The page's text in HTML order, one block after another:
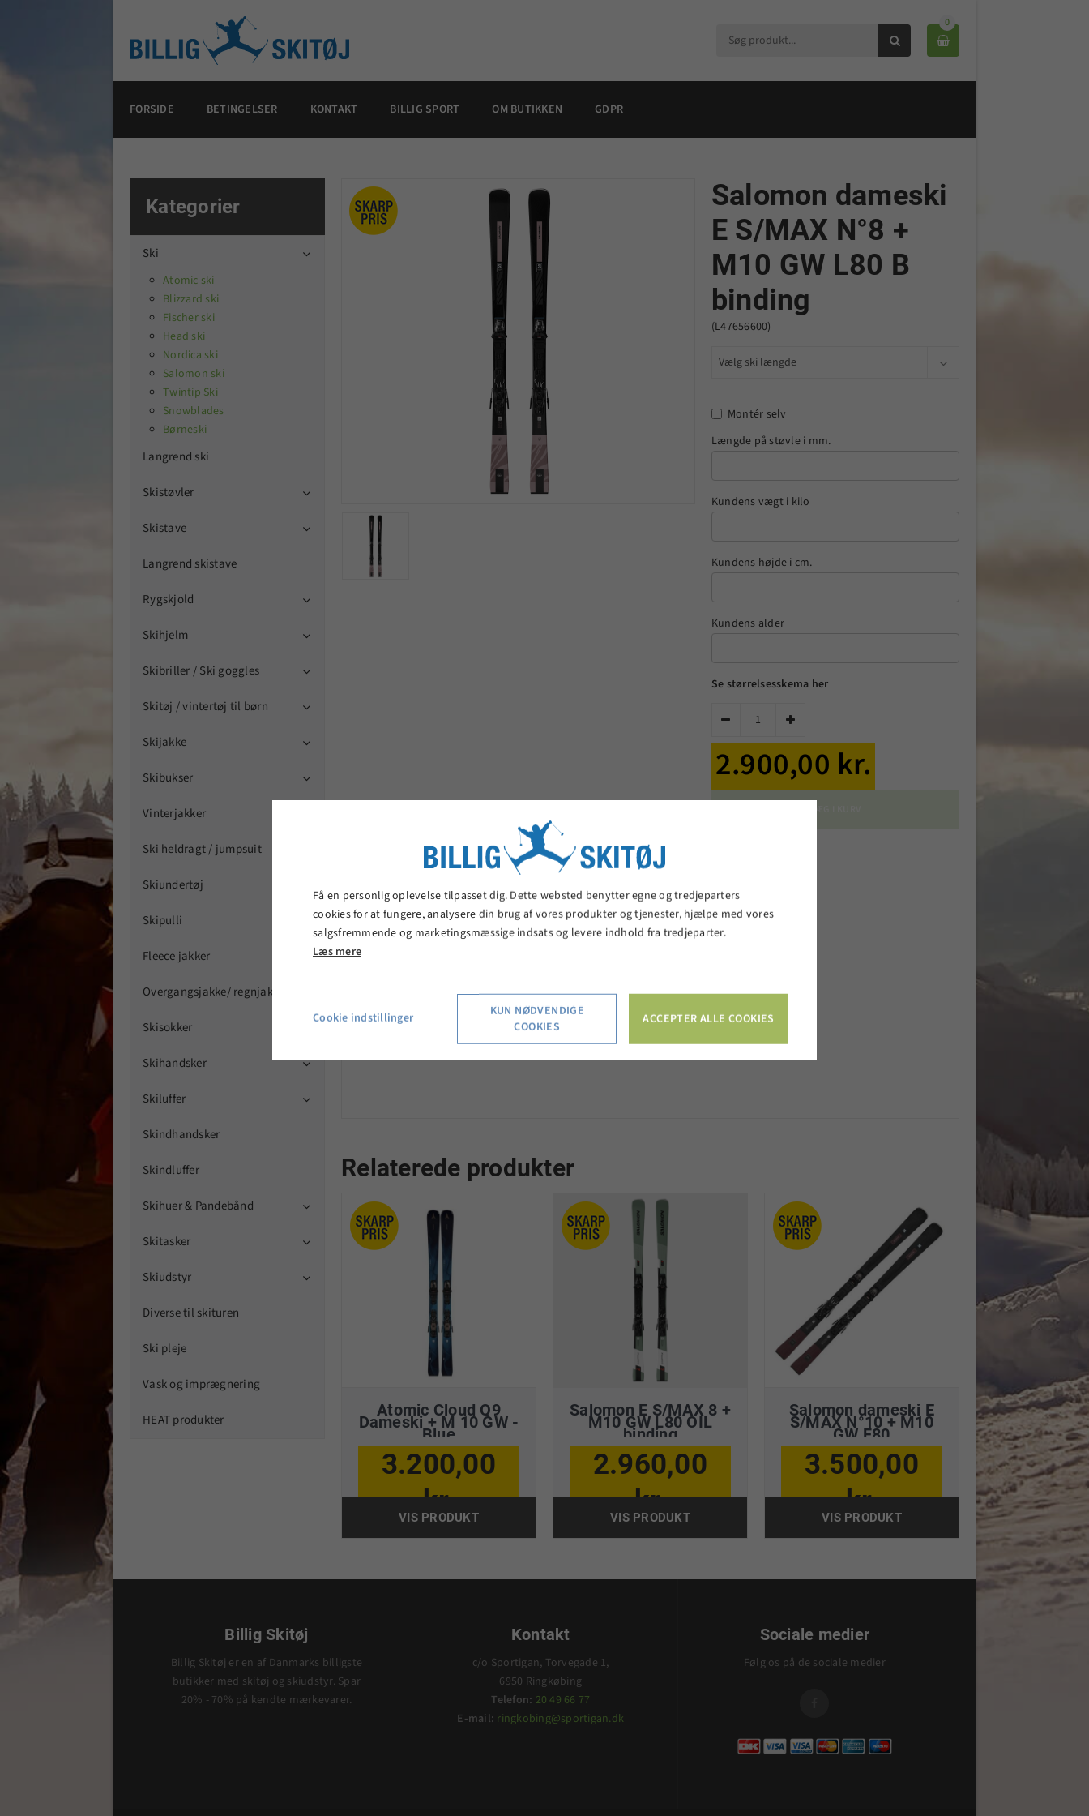

0

FORSIDE BETINGELSER KONTAKT BILLIG SPORT OM BUTIKKEN GDPR
Kategorier
Ski 
Atomic ski
Blizzard ski
Fischer ski
Head ski
Nordica ski
Salomon ski
Twintip Ski
Snowblades
Børneski
Langrend ski
Skistøvler 
Skistave 
Langrend skistave
Rygskjold 
Skihjelm 
Skibriller / Ski goggles 
Skitøj / vintertøj til børn 
Skijakke 
Skibukser 
Vinterjakker
Ski heldragt / jumpsuit
Skiundertøj
Skipulli
Fleece jakker
Overgangsjakke/ regnjakker
Skisokker
Skihandsker 
Skiluffer 
Skindhandsker
Skindluffer
Skihuer & Pandebånd 
Skitasker 
Skiudstyr 
Diverse til skituren
Ski pleje
Vask og imprægnering
HEAT produkter
Salomon dameski
E S/MAX N°8 +
M10 GW L80 B
binding
(L47656600)
Montér selv
Længde på støvle i mm.
Kundens vægt i kilo
Kundens højde i cm.
Kundens alder
Se størrelsesskema her
 
2.900,00 kr.
Dame onpist ski
Monteret med M10 GW L80 B binding
Ash Woodcore / Edge Amplifier SL / Dualcore
Mål: Tip:120 / Waist: 72 / Tail:105 / Vægt pr. par: 4660 g.
Relaterede produkter
Atomic Cloud Q9
Dameski + M 10 GW -
Blue
3.200,00
kr.
VIS PRODUKT
Salomon E S/MAX 8 +
M10 GW L80 OIL
binding
2.960,00
kr.
VIS PRODUKT
Salomon dameski E
S/MAX N°10 + M10
GW F80
3.500,00
kr.
VIS PRODUKT
Billig Skitøj
Billig Skitøj er en af Danmarks billigste
butikker med skitøj og skiudstyr. Spar
20% - 70% på kendte mærkevarer.
Kontakt
c/o Sportigan, Torvegade 1,
6950 Ringkøbing
Telefon: 20 49 66 77
E-mail: ringkobing@sportigan.dk
Sociale medier
Følg os på de sociale medier
Få en personlig oplevelse tilpasset dig. Dette websted benytter egne og tredjeparters
cookies for at fungere, analysere din brug af vores produkter og tjenester, hjælpe med vores
salgsfremmende og marketingsmæssige indsats og levere indhold fra tredjeparter.
Læs mere
Cookie indstillinger
KUN NØDVENDIGE
COOKIES
ACCEPTER ALLE COOKIES